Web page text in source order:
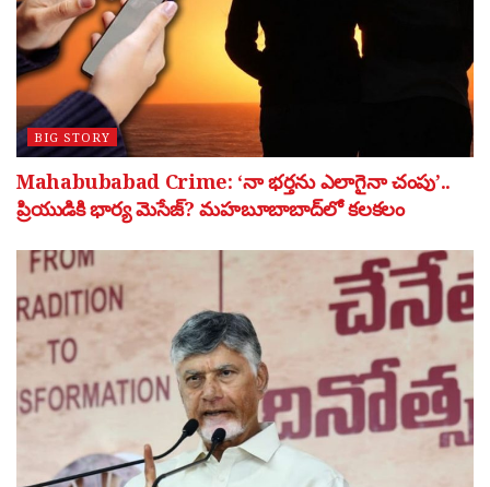
BIG STORY
Mahabubabad Crime: ‘నా భర్తను ఎలాగైనా చంపు’..
ప్రియుడికి భార్య మెసేజ్? మహబూబాబాద్‌లో కలకలం